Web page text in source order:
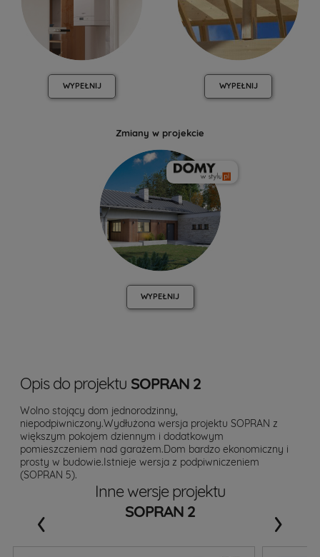
WYPEŁNIJ WYPEŁNIJ
Zmiany w projekcie
WYPEŁNIJ
Opis do projektu SOPRAN 2
Wolno stojący dom jednorodzinny,
niepodpiwniczony.Wydłużona wersja projektu SOPRAN z
większym pokojem dziennym i dodatkowym
pomieszczeniem nad garażem.Dom bardzo ekonomiczny i
prosty w budowie.Istnieje wersja z podpiwniczeniem
(SOPRAN 5).
Inne wersje projektu
SOPRAN 2
‹ ›